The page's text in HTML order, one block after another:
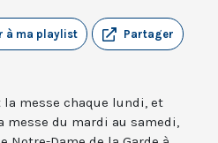
Partager
à ma playlist
la messe chaque lundi, et
messe du mardi au samedi,